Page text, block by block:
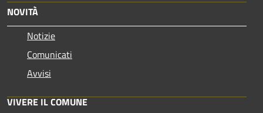
NOVITÀ
Notizie
Comunicati
Avvisi
VIVERE IL COMUNE